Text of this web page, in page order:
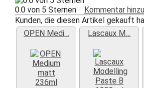
0.0 von 5 Sternen Kommentar
Kunden, die diesen Artikel gekauft
OPEN Medi…
Lascaux M…